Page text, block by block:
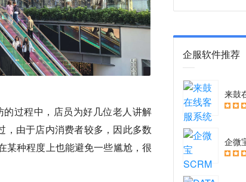
过程中，店员为好几位老人讲解
，由于店内消费者较多，因此多数
某种程度上也能避免一些尴尬，很
企服软件推荐
来鼓
企微